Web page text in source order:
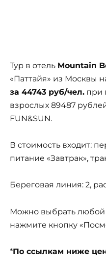
Тур в отель Mountain
«Паттайя» из Москвы
за 44743 руб/чел. при
взрослых 89487
FUN&SUN.
В стоимость входит:
питание «Завтрак»,
Береговая линия: 2,
Можно выбрать любой
нажмите кнопку
*По ссылкам ниже